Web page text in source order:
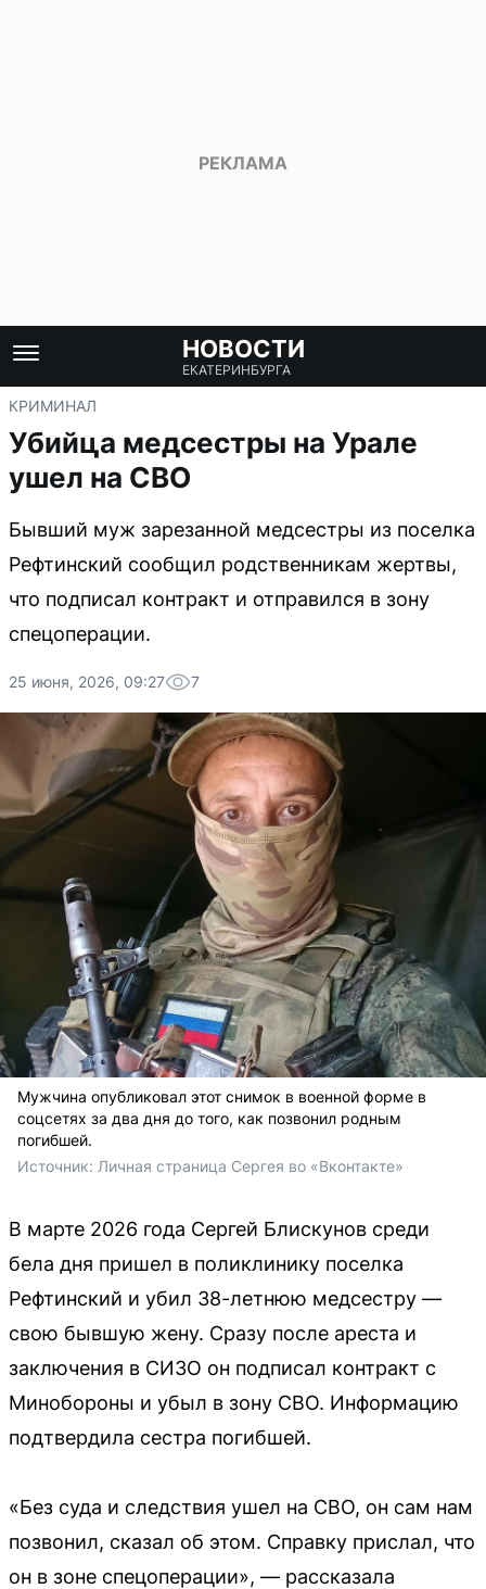
НОВОСТИ
ЕКАТЕРИНБУРГА
КРИМИНАЛ
Убийца медсестры на Урале
ушел на СВО
Бывший муж зарезанной медсестры из поселка
Рефтинский сообщил родственникам жертвы,
что подписал контракт и отправился в зону
спецоперации.
25 июня, 2026, 09:27 7
Мужчина опубликовал этот снимок в военной форме в
соцсетях за два дня до того, как позвонил родным
погибшей.
Источник: Личная страница Сергея во «Вконтакте»
В марте 2026 года Сергей Блискунов среди
бела дня пришел в поликлинику поселка
Рефтинский и убил 38-летнюю медсестру —
свою бывшую жену. Сразу после ареста и
заключения в СИЗО он подписал контракт с
Минобороны и убыл в зону СВО. Информацию
подтвердила сестра погибшей.
«Без суда и следствия ушел на СВО, он сам нам
позвонил, сказал об этом. Справку прислал, что
он в зоне спецоперации», — рассказала